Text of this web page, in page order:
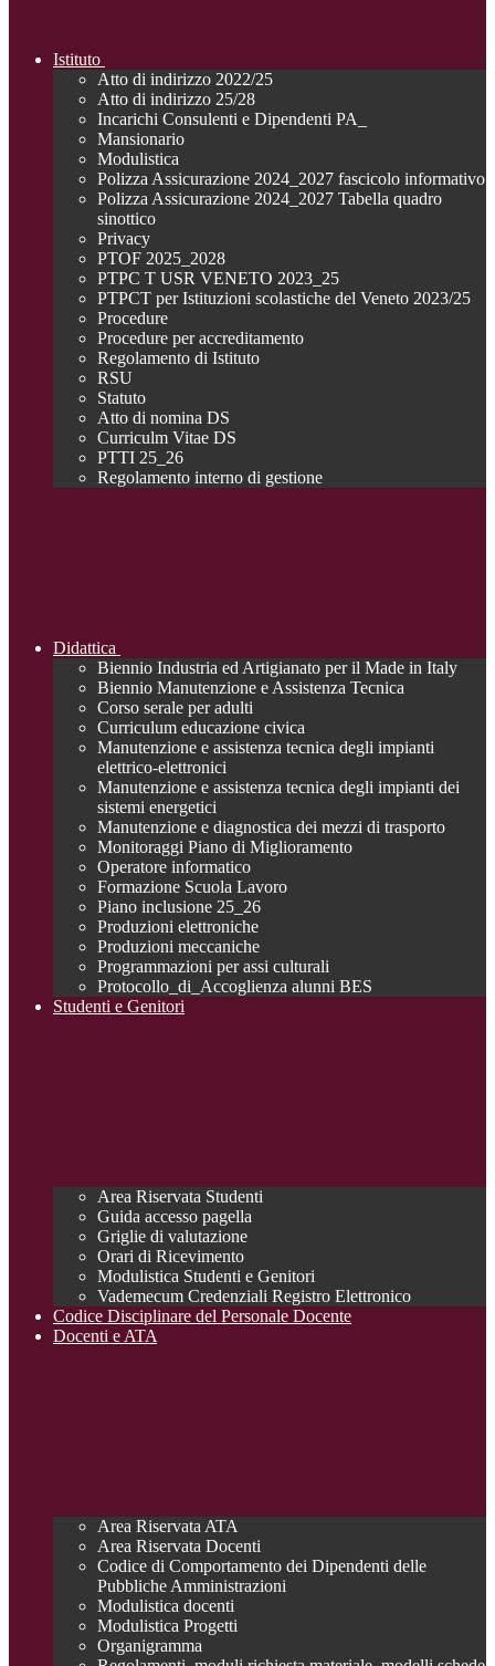
Istituto
Atto di indirizzo 2022/25
Atto di indirizzo 25/28
Incarichi Consulenti e Dipendenti PA_
Mansionario
Modulistica
Polizza Assicurazione 2024_2027 fascicolo informativo
Polizza Assicurazione 2024_2027 Tabella quadro
sinottico
Privacy
PTOF 2025_2028
PTPC T USR VENETO 2023_25
PTPCT per Istituzioni scolastiche del Veneto 2023/25
Procedure
Procedure per accreditamento
Regolamento di Istituto
RSU
Statuto
Atto di nomina DS
Curriculm Vitae DS
PTTI 25_26
Regolamento interno di gestione
Didattica
Biennio Industria ed Artigianato per il Made in Italy
Biennio Manutenzione e Assistenza Tecnica
Corso serale per adulti
Curriculum educazione civica
Manutenzione e assistenza tecnica degli impianti
elettrico-elettronici
Manutenzione e assistenza tecnica degli impianti dei
sistemi energetici
Manutenzione e diagnostica dei mezzi di trasporto
Monitoraggi Piano di Miglioramento
Operatore informatico
Formazione Scuola Lavoro
Piano inclusione 25_26
Produzioni elettroniche
Produzioni meccaniche
Programmazioni per assi culturali
Protocollo_di_Accoglienza alunni BES
Studenti e Genitori
Area Riservata Studenti
Guida accesso pagella
Griglie di valutazione
Orari di Ricevimento
Modulistica Studenti e Genitori
Vademecum Credenziali Registro Elettronico
Codice Disciplinare del Personale Docente
Docenti e ATA
Area Riservata ATA
Area Riservata Docenti
Codice di Comportamento dei Dipendenti delle
Pubbliche Amministrazioni
Modulistica docenti
Modulistica Progetti
Organigramma